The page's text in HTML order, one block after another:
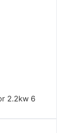
2.2kw 6